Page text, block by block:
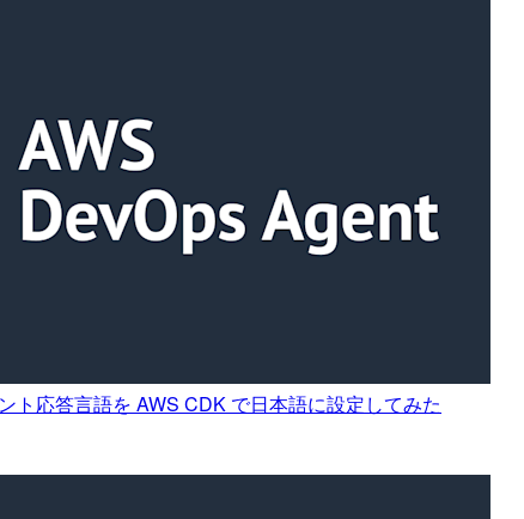
ト応答言語を AWS CDK で日本語に設定してみた